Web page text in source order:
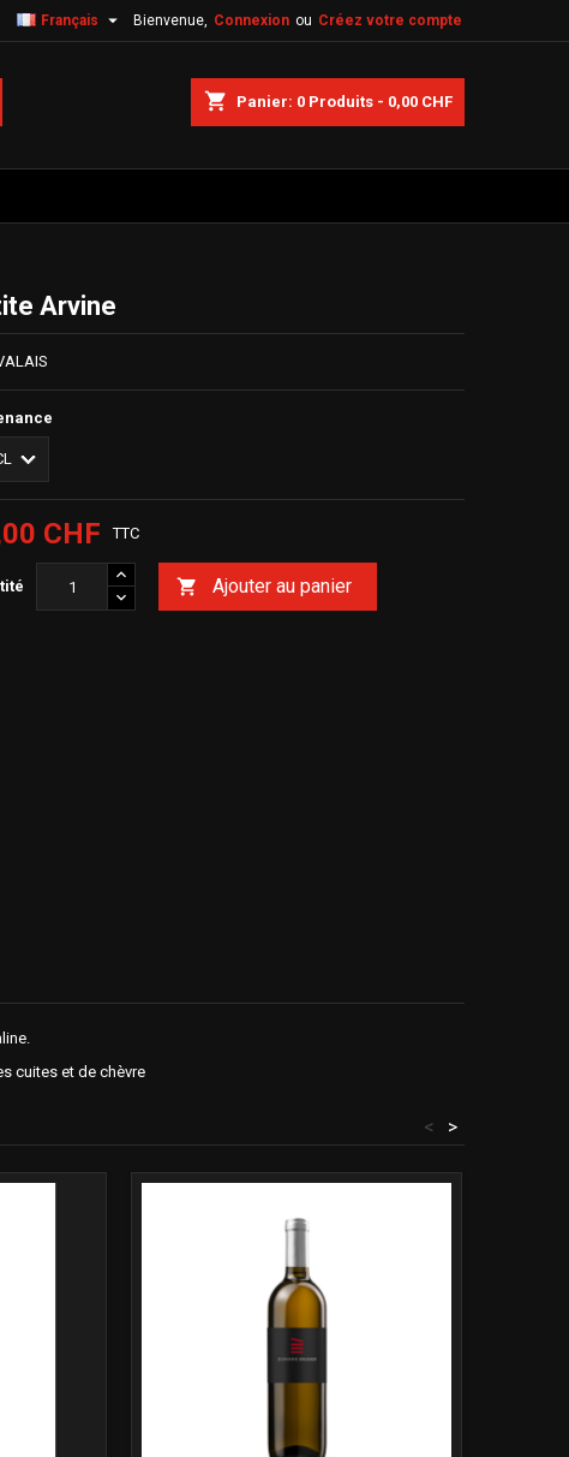
Bienvenue, Connexion ou Créez votre compte
Français 
shopping_cart Panier: 0 Produits - 0,00 CHF
Arvine
CHF TTC
 Ajouter au panier
cuites et de chèvre
>
<